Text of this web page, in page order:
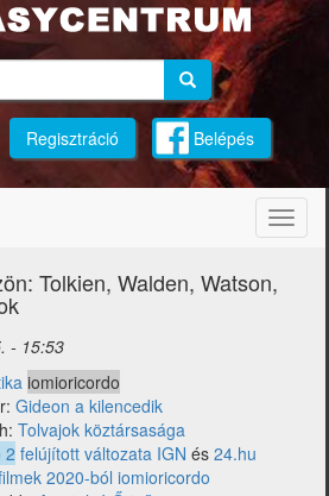
Keresés
Regisztráció Belépés
Tolkien, Walden, Watson,
- 15:53
iomioricordo
Gideon a kilencedik
Tolvajok köztársasága
2 felújított változata IGN és 24.hu
2020-ból iomioricordo